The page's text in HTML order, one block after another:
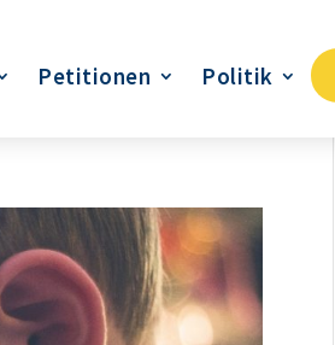
Petitionen Politik